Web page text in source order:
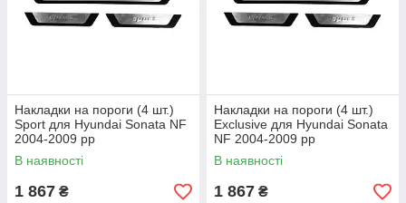
Накладки на пороги (4 шт.)
Sport для Hyundai Sonata NF
2004-2009 рр
В наявності
1 867 ₴
Накладки на пороги (4 шт.)
Exclusive для Hyundai Sonata
NF 2004-2009 рр
В наявності
1 867 ₴